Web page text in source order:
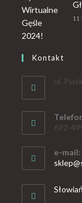
11
Kontakt
ul.
692-
e-mail: